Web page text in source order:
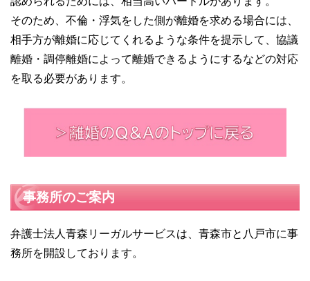
そのため、不倫・浮気をした側が離婚を求める場合には、
相手方が離婚に応じてくれるような条件を提示して、協議
離婚・調停離婚によって離婚できるようにするなどの対応
を取る必要があります。
事務所のご案内
弁護士法人青森リーガルサービスは、青森市と八戸市に事
務所を開設しております。